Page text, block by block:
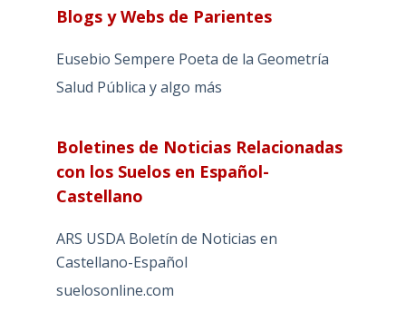
Blogs y Webs de Parientes
Eusebio Sempere Poeta de la Geometría
Salud Pública y algo más
Boletines de Noticias Relacionadas
con los Suelos en Español-
Castellano
ARS USDA Boletín de Noticias en
Castellano-Español
suelosonline.com